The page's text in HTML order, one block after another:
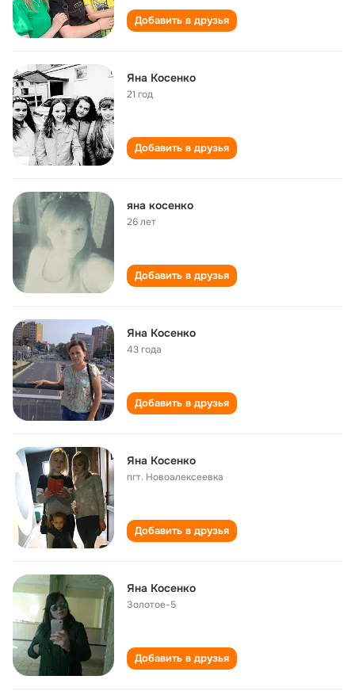
Добавить в друзья
Яна Косенко
21 год
Добавить в друзья
яна косенко
26 лет
Добавить в друзья
Яна Косенко
43 года
Добавить в друзья
Яна Косенко
пгт. Новоалексеевка
Добавить в друзья
Яна Косенко
Золотое-5
Добавить в друзья